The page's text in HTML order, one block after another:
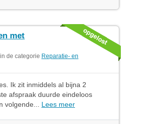
met
in de categorie Reparatie- en
Ik zit inmiddels al bijna 2
afspraak duurde eindeloos
volgende... Lees meer